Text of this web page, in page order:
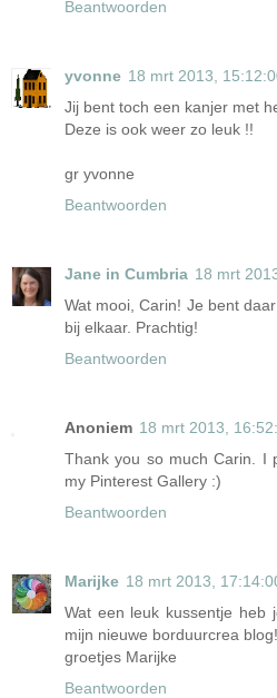
Beantwoorden
yvonne 18 mrt 2013,
Jij bent toch een kanjer met
Deze is ook weer zo leuk !!
gr yvonne
Beantwoorden
Jane in Cumbria 18 mrt
Wat mooi, Carin! Je bent
bij elkaar. Prachtig!
Beantwoorden
Anoniem 18 mrt 2013,
Thank you so much Carin. I
my Pinterest Gallery :)
Beantwoorden
Marijke 18 mrt 2013,
Wat een leuk kussentje heb
mijn nieuwe borduurcrea blog!
groetjes Marijke
Beantwoorden